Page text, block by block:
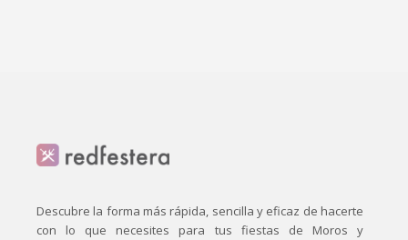
Descubre la forma más rápida, sencilla y eficaz de hacerte
con lo que necesites para tus fiestas de Moros y